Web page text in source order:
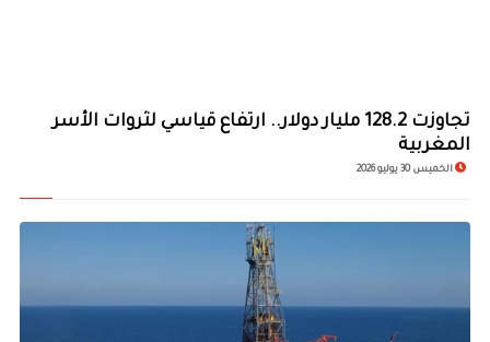
تجاوزت 128.2 مليار دولار.. ارتفاع قياسي لثروات الأسر
المغربية
الخميس 30 يوليو 2026